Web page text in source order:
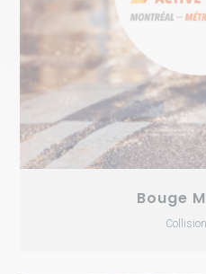
Bouge